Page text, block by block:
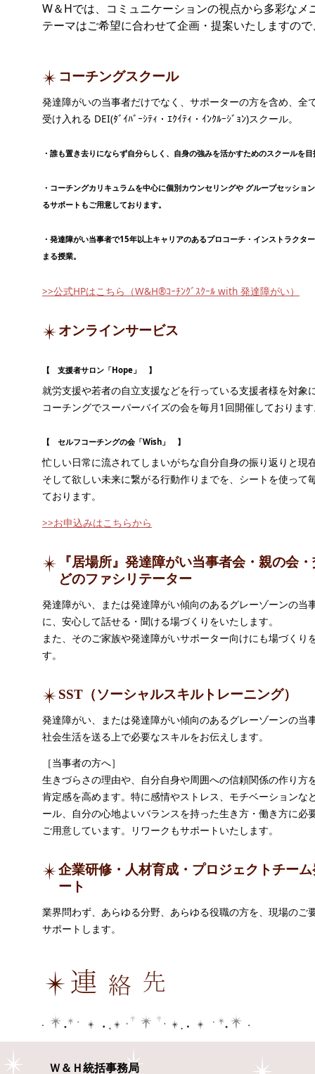
W＆Hでは、コミュニケーションの視点から多彩な
テーマはご希望に合わせて企画・提案いたしますの
コーチングスクール
発達障がいの当事者だけでなく、サポーターの方を含め、全
受け入れる DEI(ﾀﾞｲﾊﾞｰｼﾃｨ・ｴｸｲﾃｨ・ｲﾝｸﾙｰｼﾞｮﾝ)スクール。
・誰も置き去りにならず自分らしく、自身の強みを活かすためのスクールを
・コーチングカリキュラムを中心に個別カウンセリングや グループセッショ
るサポートもご用意しております。
・発達障がい当事者で15年以上キャリアのあるプロコーチ・インストラクタ
まる授業。
>>公式HPはこちら（W&H®ｺｰﾁﾝｸﾞｽｸｰﾙ with 発達障がい）
オンラインサービス
【 支援者サロン「Hope」 】
就労支援や若者の自立支援などを行っている支援者様を対象
コーチングでスーパーバイズの会を毎月1回開催しておりま
【 セルフコーチングの会「Wish」 】
忙しい日常に流されてしまいがちな自分自身の振り返りと現
そして欲しい未来に繋がる行動作りまでを、シートを使って
ております。
>>お申込みはこちらから
『居場所』発達障がい当事者会・親の会
どのファシリテーター
発達障がい、または発達障がい傾向のあるグレーゾーンの当
に、安心して話せる・聞ける場づくりをいたします。
また、そのご家族や発達障がいサポーター向けにも場づくり
す。
SST（ソーシャルスキルトレーニング）
発達障がい、または発達障がい傾向のあるグレーゾーンの当
社会生活を送る上で必要なスキルをお伝えします。
［当事者の方へ］
生きづらさの理由や、自分自身や周囲への信頼関係の作り方
肯定感を高めます。特に感情やストレス、モチベーションな
ール、自分の心地よいバランスを持った生き方・働き方に必
ご用意しています。リワークもサポートいたします。
企業研修・人材育成・プロジェクトチー
ート
業界問わず、あらゆる分野、あらゆる役職の方を、現場のご
サポートします。
Ｗ＆Ｈ統括事務局